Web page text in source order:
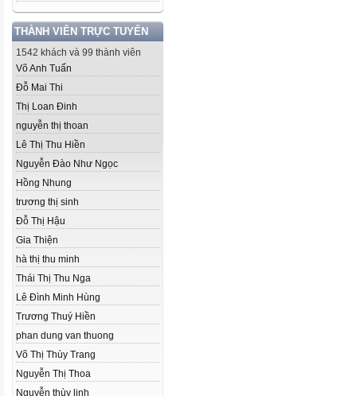
THÀNH VIÊN TRỰC TUYẾN
1542 khách và 99 thành viên
Võ Anh Tuấn
Đỗ Mai Thi
Thị Loan Đinh
nguyễn thị thoan
Lê Thị Thu Hiền
Nguyễn Đào Như Ngọc
Hồng Nhung
trương thị sinh
Đỗ Thị Hậu
Gia Thiện
hà thị thu minh
Thái Thị Thu Nga
Lê Đình Minh Hùng
Trương Thuý Hiền
phan dung van thuong
Võ Thị Thùy Trang
Nguyễn Thị Thoa
Nguyễn thùy linh